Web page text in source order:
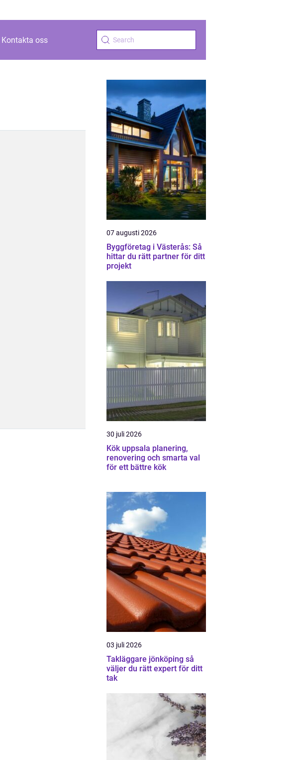
Kontakta oss
07 augusti 2026
Byggföretag i Västerås: Så
hittar du rätt partner för ditt
projekt
30 juli 2026
Kök uppsala planering,
renovering och smarta val
för ett bättre kök
03 juli 2026
Takläggare jönköping så
väljer du rätt expert för ditt
tak